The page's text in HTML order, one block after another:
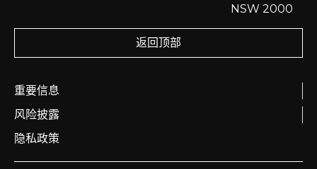
NSW 2000
返回顶部
重要信息
风险披露
隐私政策